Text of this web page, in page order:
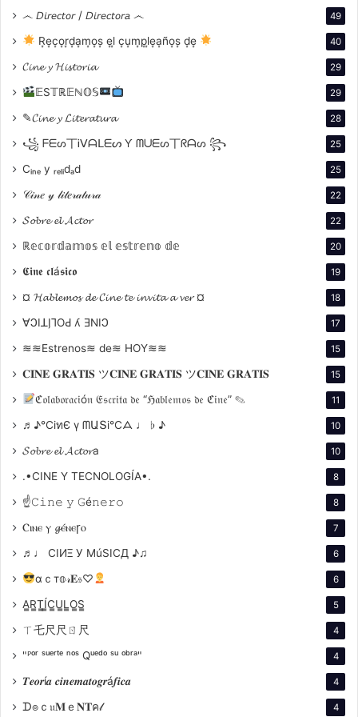
audaz y
abrió nuevas puertas para la expresión
cinematográfica. Muchos cineastas contemporáneos
han seguido su ejemplo al abordar temas
controvertidos y desafiar las normas sociales a través
Films que seleccione según mi preferencia:
Psicosis(1960): Esta película es considerada una
los tiempos. Cuenta la historia de una mujer que
le roba dinero a su jefe y se va a la carretera. Se
refugia en un motel dirigido por un joven tímido y
solitario.
La soga
a un amigo y luego lo atan con una cuerda.
Plantada en un estilo de plano secuencia, jamás
vuelto a realizar.
La ventana indiscreta
(1954): Esta película es un
thriller psicológico que cuenta la historia de un
෴ 𝘋𝘪𝘳𝘦𝘤𝘵𝘰𝘳 / 𝘋𝘪𝘳𝘦𝘤𝘵𝘰𝘳𝘢 ෴ 49
R͙e͙c͙o͙r͙d͙a͙m͙o͙s͙ e͙l͙ c͙u͙m͙p͙l͙e͙a͙ño͙s͙ d͙e͙ 40
𝓒𝓲𝓷𝓮 𝔂 𝓗𝓲𝓼𝓽𝓸𝓻𝓲𝓪 29
𝔼S𝕋ℝ𝔼ℕ𝕆𝕊 29
✎𝓒𝓲𝓷𝓮 𝔂 𝓛𝓲𝓽𝓮𝓻𝓪𝓽𝓾𝓻𝓪 28
꧁ ᖴᗴᔕ丅Ꭵᐯᗩᒪᗴᔕ Ƴ ᗰᑌᗴᔕ丅ᖇᗩᔕ ꧂ 25
Cᵢₙₑ y ᵣₑₗᵢdₐd 25
𝒞𝒾𝓃𝑒 𝓎 𝓁𝒾𝓉𝑒𝓇𝒶𝓉𝓊𝓇𝒶 22
𝓢𝓸𝓫𝓻𝓮 𝓮𝓵 𝓐𝓬𝓽𝓸𝓻 22
ℝ𝕖𝕔𝕠𝕣𝕕𝕒𝕞𝕠𝕤 𝕖𝕝 𝕖𝕤𝕥𝕣𝕖𝕟𝕠 𝕕𝕖 20
𝕮𝖎𝖓𝖊 𝖈𝖑á𝖘𝖎𝖈𝖔 19
¤ 𝓗𝓪𝓫𝓵𝓮𝓶𝓸𝓼 𝓭𝓮 𝓒𝓲𝓷𝓮 𝓽𝓮 𝓲𝓷𝓿𝓲𝓽𝓪 𝓪 𝓿𝓮𝓻 ¤ 18
∀ϽIꓕI̗⅂OԀ ʎ ƎNIϽ 17
≋≋Estrenos≋ de≋ HOY≋≋ 15
𝐂𝐈𝐍𝐄 𝐆𝐑𝐀𝐓𝐈𝐒 ツ𝐂𝐈𝐍𝐄 𝐆𝐑𝐀𝐓𝐈𝐒 ツ𝐂𝐈𝐍𝐄 𝐆𝐑𝐀𝐓𝐈𝐒 15
ℭ𝔬𝔩𝔞𝔟𝔬𝔯𝔞𝔠𝔦ó𝔫 𝔈𝔰𝔠𝔯𝔦𝔱𝔞 𝔡𝔢 “ℌ𝔞𝔟𝔩𝔢𝔪𝔬𝔰 𝔡𝔢 ℭ𝔦𝔫𝔢” ✎ 11
♬♪℃іทЄ ү ᗰԱՏі℃ᗋ ♩ ♭ ♪ 10
𝓢𝓸𝓫𝓻𝓮 𝓮𝓵 𝓐𝓬𝓽𝓸𝓻a 10
.•CINE Y TECNOLOGÍA•. 8
☝𝙲𝚒𝚗𝚎 𝚢 𝙶é𝚗𝚎𝚛𝚘 8
Ⲥⲓⲛⲉ ⲩ 𝓰ⲉ́ⲛⲉꞅⲟ 7
♬♩ CIИΞ У MúSICД ♪♫ 6
αｃт𝕠𝓇𝐄𝔰♡ 6
A̳R̳T̳Í̳C̳U̳L̳O̳S̳ 5
ㄒ乇尺尺ㄖ尺 4
"ᴾᵒʳ ˢᵘᵉʳᵗᵉ ⁿᵒˢ Qᵘᵉᵈᵒ ˢᵘ ᵒᵇʳᵃ" 4
𝑻𝒆𝒐𝒓í𝒂 𝒄𝒊𝒏𝒆𝒎𝒂𝒕𝒐𝒈𝒓á𝒇𝒊𝒄𝒂 4
ᗪ๏ｃ𝔲𝐌ｅ𝐍𝐓ค𝓁 4